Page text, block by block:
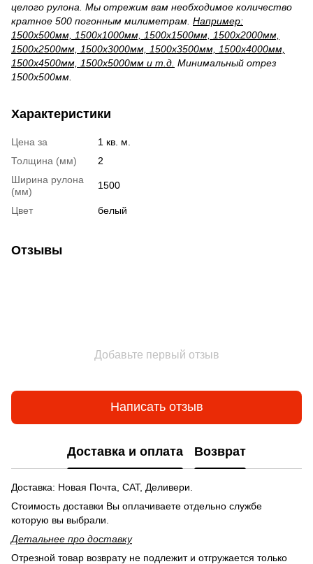
целого рулона. Мы отрежим вам необходимое количество
кратное 500 погонным милиметрам. Например:
1500х500мм, 1500х1000мм, 1500х1500мм, 1500х2000мм,
1500х2500мм, 1500х3000мм, 1500х3500мм, 1500х4000мм,
1500х4500мм, 1500х5000мм и т.д. Минимальный отрез
1500х500мм.
Характеристики
Цена за
1 кв. м.
Толщина (мм)
2
Ширина рулона
(мм)
1500
Цвет белый
Отзывы
Добавьте первый отзыв
Написать отзыв
Доставка и оплата Возврат
Доставка: Новая Почта, САТ, Деливери.
Стоимость доставки Вы оплачиваете отдельно службе
которую вы выбрали.
Детальнее про доставку
Отрезной товар возврату не подлежит и отгружается только